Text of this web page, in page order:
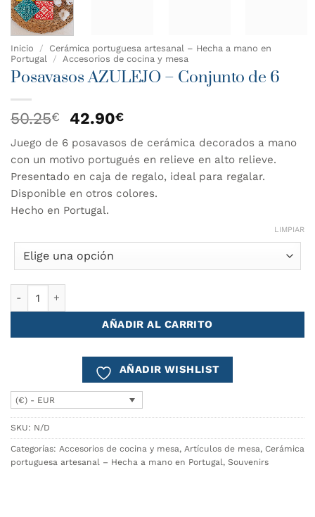
Inicio /
Cerámica portuguesa artesanal – Hecha a mano en
Portugal
/ Accesorios de cocina y mesa
Posavasos AZULEJO – Conjunto de 6
50.25€
El
original
era:
50.25€.
42.90€El
precio
actual
es:
42.90€.
Juego de 6 posavasos de cerámica decorados a mano
con un motivo portugués en relieve en alto relieve.
Presentado en caja de regalo, ideal para regalar.
Disponible en otros colores.
Hecho en Portugal.
LIMPIAR
AÑADIR AL CARRITO
AÑADIR WISHLIST
(€) - EUR
SKU: N/D
Categorías: Accesorios de cocina y mesa, Artículos de mesa, Cerámica
portuguesa artesanal – Hecha a mano en Portugal, Souvenirs